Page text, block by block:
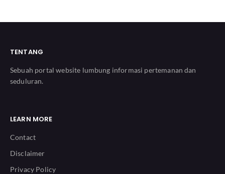
TENTANG
Sebuah portal website lumbung informasi pertemanan dan
seduluran.
LEARN MORE
Contact
Disclaimer
Privacy Policy